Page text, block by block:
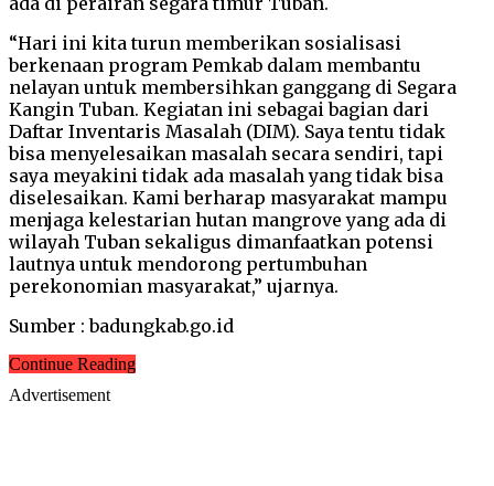
“Hari ini kita turun memberikan sosialisasi
berkenaan program Pemkab dalam membantu
nelayan untuk membersihkan ganggang di Segara
Kangin Tuban. Kegiatan ini sebagai bagian dari
Daftar Inventaris Masalah (DIM). Saya tentu tidak
bisa menyelesaikan masalah secara sendiri, tapi
saya meyakini tidak ada masalah yang tidak bisa
diselesaikan. Kami berharap masyarakat mampu
menjaga kelestarian hutan mangrove yang ada di
wilayah Tuban sekaligus dimanfaatkan potensi
lautnya untuk mendorong pertumbuhan
perekonomian masyarakat,” ujarnya.
Sumber : badungkab.go.id
Continue Reading
Advertisement